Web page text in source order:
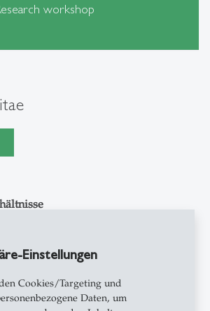
Einstellungen
Cookies/Targeting und
Daten, um
workshop
of Insurance Economics, School of
St.Gallen, 2021-
for International Economics and